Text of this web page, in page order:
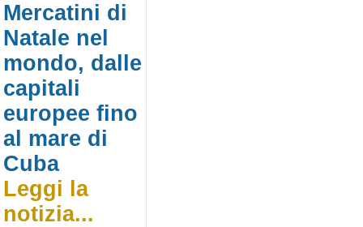
Mercatini di
Natale nel
mondo, dalle
capitali
europee fino
al mare di
Cuba
Leggi la
notizia...